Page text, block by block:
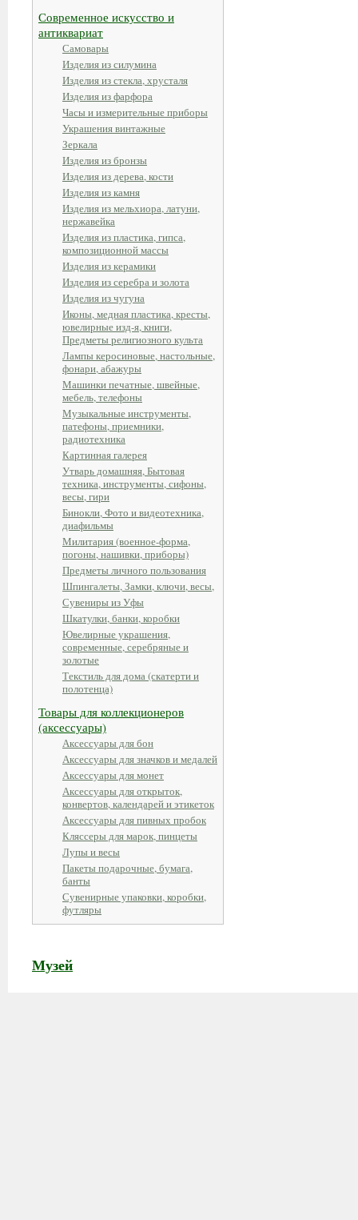
Современное искусство и
антиквариат
Самовары
Изделия из силумина
Изделия из стекла, хрусталя
Изделия из фарфора
Часы и измерительные приборы
Украшения винтажные
Зеркала
Изделия из бронзы
Изделия из дерева, кости
Изделия из камня
Изделия из мельхиора, латуни,
нержавейка
Изделия из пластика, гипса,
композиционной массы
Изделия из керамики
Изделия из серебра и золота
Изделия из чугуна
Иконы, медная пластика, кресты,
ювелирные изд-я, книги,
Предметы религиозного культа
Лампы керосиновые, настольные,
фонари, абажуры
Машинки печатные, швейные,
мебель, телефоны
Музыкальные инструменты,
патефоны, приемники,
радиотехника
Картинная галерея
Утварь домашняя, Бытовая
техника, инструменты, сифоны,
весы, гири
Бинокли, Фото и видеотехника,
диафильмы
Милитария (военное-форма,
погоны, нашивки, приборы)
Предметы личного пользования
Шпингалеты, Замки, ключи, весы,
Сувениры из Уфы
Шкатулки, банки, коробки
Ювелирные украшения,
современные, серебряные и
золотые
Текстиль для дома (скатерти и
полотенца)
Товары для коллекционеров
(аксессуары)
Аксессуары для бон
Аксессуары для значков и медалей
Аксессуары для монет
Аксессуары для открыток,
конвертов, календарей и этикеток
Аксессуары для пивных пробок
Кляссеры для марок, пинцеты
Лупы и весы
Пакеты подарочные, бумага,
банты
Сувенирные упаковки, коробки,
футляры
Музей